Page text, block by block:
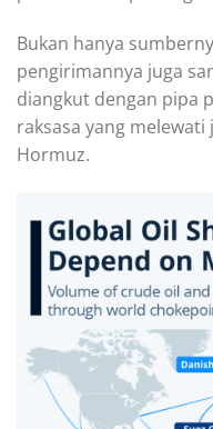
Bukan hanya
pengirimannya juga
diangkut dengan pipa
raksasa yang
Hormuz.